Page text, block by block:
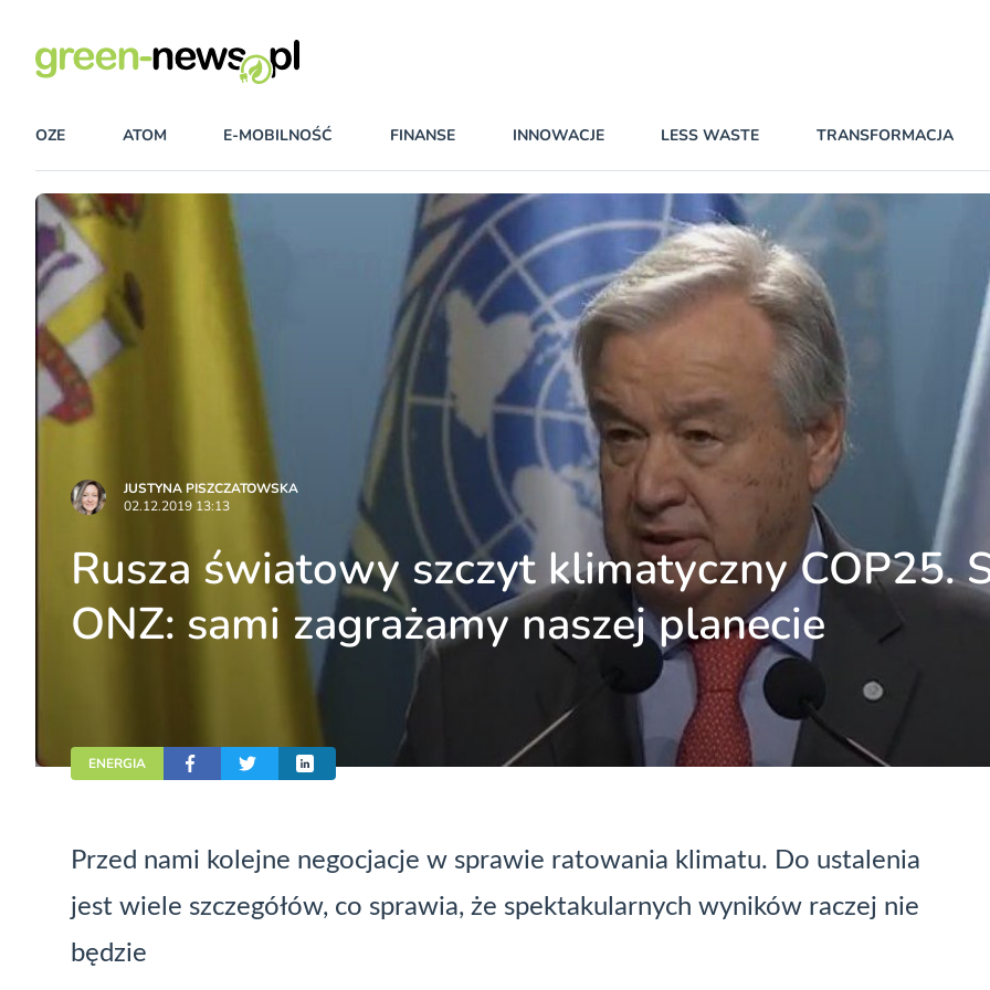
OZE ATOM E-MOBILNOŚĆ FINANSE INNOWACJE LESS WASTE TRANSFORMACJA
JUSTYNA PISZCZATOWSKA
02.12.2019 13:13
Rusza światowy szczyt klimatyczny COP25.
ONZ: sami zagrażamy naszej planecie
ENERGIA
Przed nami kolejne negocjacje w sprawie ratowania klimatu. Do ustalenia
jest wiele szczegółów, co sprawia, że spektakularnych wyników raczej nie
będzie